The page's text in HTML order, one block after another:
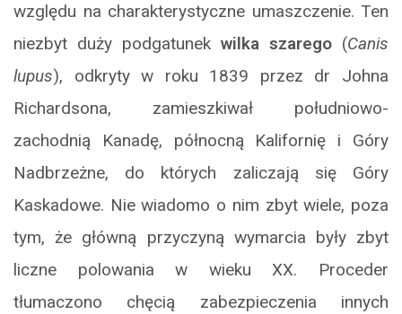
względu na charakterystyczne umaszczenie. Ten
niezbyt duży podgatunek wilka szarego (Canis
lupus), odkryty w roku 1839 przez dr Johna
Richardsona, zamieszkiwał południowo-
zachodnią Kanadę, północną Kalifornię i Góry
Nadbrzeżne, do których zaliczają się Góry
Kaskadowe. Nie wiadomo o nim zbyt wiele, poza
tym, że główną przyczyną wymarcia były zbyt
liczne polowania w wieku XX. Proceder
tłumaczono chęcią zabezpieczenia innych